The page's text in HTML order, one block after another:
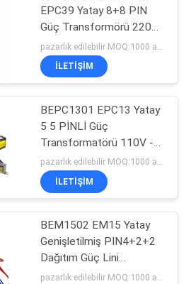
31
EPC39 Yatay 8+8 PIN
Güç Transformörü 220
110
İLETIŞIM
BEPC1301 EPC13 Yatay
5 5 PİNLİ Güç
Transformatörü 110V -
220V Dönüşümü için
Nihai Çözüm
pazarlık edilebilir MOQ:1000 adet
İLETIŞIM
BEM1502 EM15 Yatay
Genişletilmiş PIN4+2+2
Dağıtım Güç Lini
Transformörü
pazarlık edilebilir MOQ:1000 adet